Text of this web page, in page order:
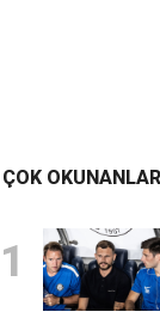
ÇOK OKUNANLAR
1